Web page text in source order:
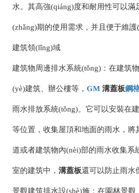
水。其高強(qiáng)度和耐用性可以滿
(zhǎng)期的使用需求，并且便于維護(hù)
建筑領(lǐng)域
建筑物周邊排水系統(tǒng)：在建筑物
(yè)建筑、辦公樓等，GM 溝蓋板鋼
雨水排放系統(tǒng)。它可以安裝在建
等位置，收集屋頂和地面的雨水，
道或者建筑物內(nèi)部的雨水收集系統
室的建筑中，溝蓋板還可以防止雨水
景觀建筑排水設(shè)施：在園林景觀